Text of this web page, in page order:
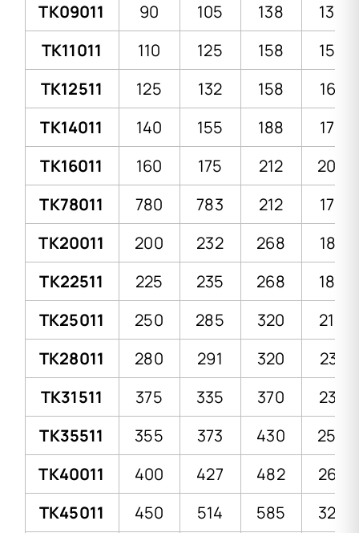
TK09011
90 105 138
138
TK11011
110 125 158
155
TK12511
125 132 158
167
TK14011
140 155 188
174
TK16011
160 175 212
206
TK78011
780 783 212
176
TK20011
200 232 268
187
TK22511
225 235 268
185
TK25011
250 285 320
216
TK28011
280 291 320
231
TK31511
375 335 370
237
TK35511
355 373 430
259
TK40011
400 427 482
267
TK45011
450 514 585 320